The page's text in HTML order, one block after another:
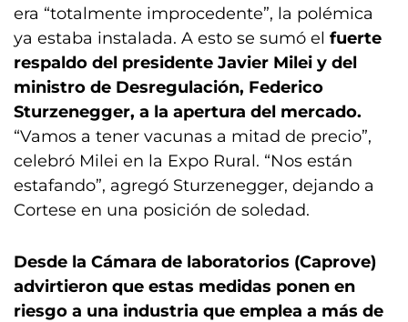
era “totalmente improcedente”, la polémica
ya estaba instalada. A esto se sumó el fuerte
respaldo del presidente Javier Milei y del
ministro de Desregulación, Federico
Sturzenegger, a la apertura del mercado.
“Vamos a tener vacunas a mitad de precio”,
celebró Milei en la Expo Rural. “Nos están
estafando”, agregó Sturzenegger, dejando a
Cortese en una posición de soledad.
Desde la Cámara de laboratorios (Caprove)
advirtieron que estas medidas ponen en
riesgo a una industria que emplea a más de